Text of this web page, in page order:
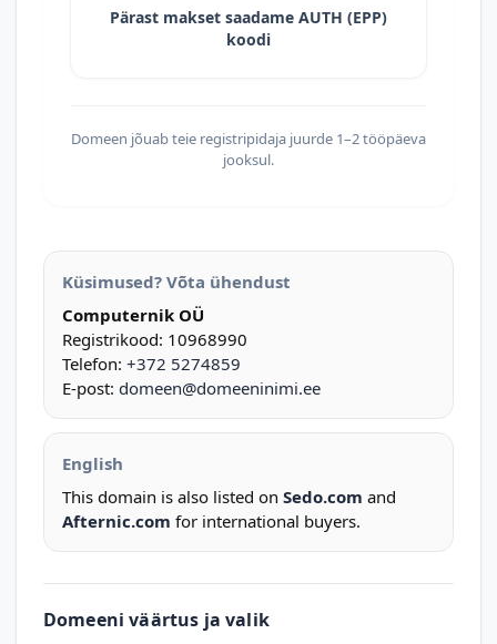
Pärast makset saadame AUTH (EPP)
koodi
Domeen jõuab teie registripidaja juurde 1–2 tööpäeva
jooksul.
Küsimused? Võta ühendust
Computernik OÜ
Registrikood: 10968990
Telefon: +372 5274859
E-post: domeen@domeeninimi.ee
English
This domain is also listed on Sedo.com and
Afternic.com for international buyers.
Domeeni väärtus ja valik